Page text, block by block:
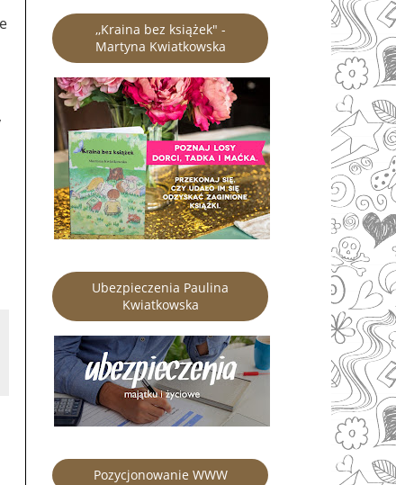
,,Kraina bez książek" -
Martyna Kwiatkowska
Ubezpieczenia Paulina
Kwiatkowska
Pozycjonowanie WWW